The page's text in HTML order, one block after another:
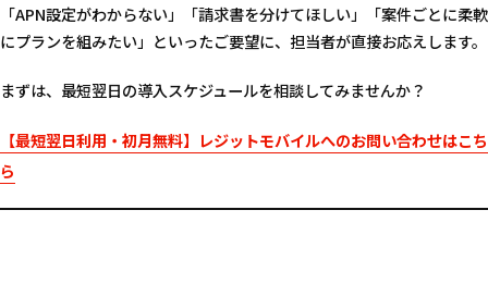
「APN設定がわからない」「請求書を分けてほしい」「案件ごとに柔軟
にプランを組みたい」といったご要望に、担当者が直接お応えします。
まずは、最短翌日の導入スケジュールを相談してみませんか？
【最短翌日利用・初月無料】レジットモバイルへのお問い合わせはこち
ら